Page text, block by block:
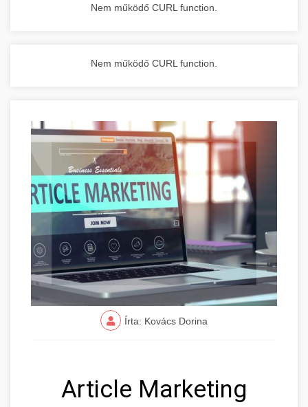
Nem működő CURL function.
Nem működő CURL function.
Írta: Kovács Dorina
Article Marketing